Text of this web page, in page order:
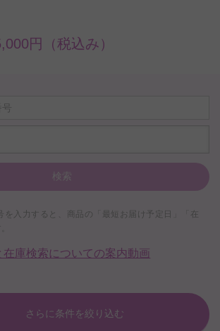
円（税込み）
検索
を入力すると、商品の「最短お届け予定日」「在
在庫検索についての案内動画
さらに条件を絞り込む